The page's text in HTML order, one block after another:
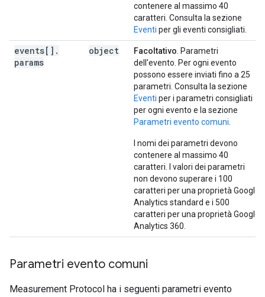
contenere al massimo 40
caratteri. Consulta la sezione
Eventi per gli eventi consigliati.
events[] .
params
object Facoltativo . Parametri
dell'evento. Per ogni evento
possono essere inviati fino a 25
parametri. Consulta la sezione
Eventi per i parametri consigliati
per ogni evento e la sezione
Parametri evento comuni
I nomi dei parametri devono
contenere al massimo 40
caratteri. I valori dei parametri
non devono superare i 100
caratteri per una proprietà Google
Analytics standard e i 500
caratteri per una proprietà Google
Analytics 360.
Parametri evento comuni
Measurement Protocol ha i seguenti parametri evento